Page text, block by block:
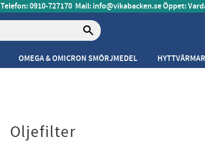
Telefon: 0910-727170 Mail:info@vikabacken.seÖppet:
OMEGA & OMICRON SMÖRJMEDEL
Oljefilter